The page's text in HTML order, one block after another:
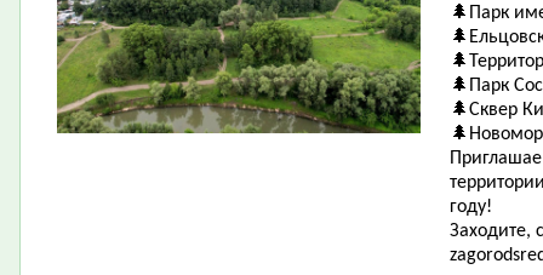
🌲Парк
🌲Парк
🌲Сквер
году!
Заходите,